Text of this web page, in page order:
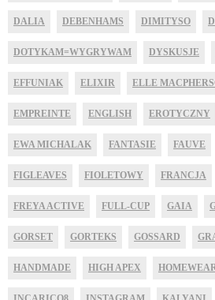
DALIA DEBENHAMS DIMITYSO
DOTYKAM=WYGRYWAM DYSKUSJE
EFFUNIAK ELIXIR ELLE
EMPREINTE ENGLISH EROTYCZNY
EWA MICHALAK FANTASIE FAUVE
FIGLEAVES FIOLETOWY FRANCJA
FREYA ACTIVE FULL-CUP GAIA
GORSET GORTEKS GOSSARD
HANDMADE HIGH APEX